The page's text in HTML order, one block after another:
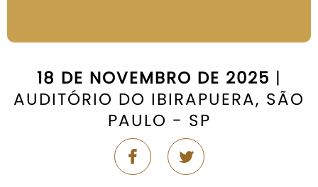
18 DE NOVEMBRO DE 2025 |
AUDITÓRIO DO IBIRAPUERA, SÃO
PAULO - SP